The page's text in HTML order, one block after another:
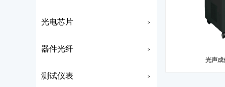
光电芯片 >
器件光纤 >
测试仪表 >
光声成